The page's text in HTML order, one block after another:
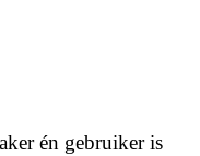
én gebruiker is